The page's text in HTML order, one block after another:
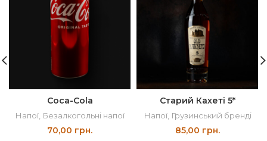
Coca-Cola
Напої Безалкогольні напої
70,00 грн.
Старий Кахеті 5*
Напої, Грузинський бренді
85,00 грн.